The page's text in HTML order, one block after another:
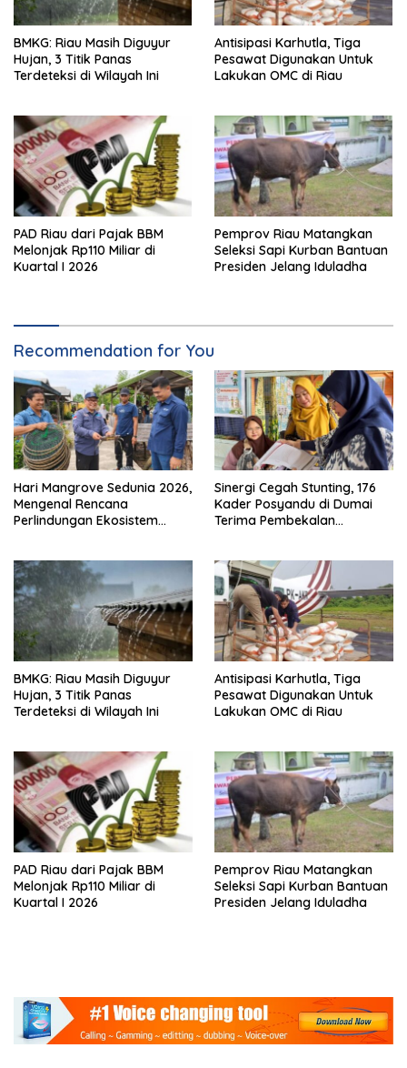
BMKG: Riau Masih Diguyur
Hujan, 3 Titik Panas
Terdeteksi di Wilayah Ini
Antisipasi Karhutla, Tiga
Pesawat Digunakan Untuk
Lakukan OMC di Riau
PAD Riau dari Pajak BBM
Melonjak Rp110 Miliar di
Kuartal I 2026
Pemprov Riau Matangkan
Seleksi Sapi Kurban Bantuan
Presiden Jelang Iduladha
Recommendation for You
Hari Mangrove Sedunia 2026,
Mengenal Rencana
Perlindungan Ekosistem
Sinergi Cegah Stunting, 176
Kader Posyandu di Dumai
Terima Pembekalan
BMKG: Riau Masih Diguyur
Hujan, 3 Titik Panas
Terdeteksi di Wilayah Ini
Antisipasi Karhutla, Tiga
Pesawat Digunakan Untuk
Lakukan OMC di Riau
PAD Riau dari Pajak BBM
Melonjak Rp110 Miliar di
Kuartal I 2026
Pemprov Riau Matangkan
Seleksi Sapi Kurban Bantuan
Presiden Jelang Iduladha